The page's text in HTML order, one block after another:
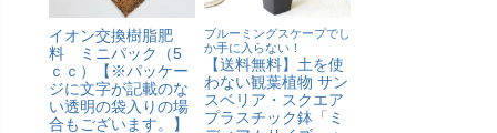
イオン交換樹脂肥
料 ミニパック（5
ｃｃ）【※パッケー
ジに文字が記載のな
い透明の袋入りの場
合もございます。】
ブルーミングスケープでし
か手に入らない！
【送料無料】土を使
わない観葉植物 サン
スベリア・スクエア
プラスチック鉢「ミ